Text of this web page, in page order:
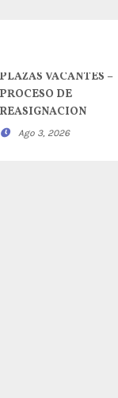
PLAZAS VACANTES –
PROCESO DE
REASIGNACION
Ago 3, 2026